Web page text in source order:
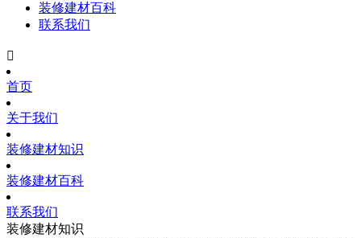
装修建材百科
联系我们

首页
关于我们
装修建材知识
装修建材百科
联系我们
装修建材知识